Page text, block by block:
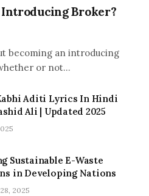
Introducing Broker?
becoming an introducing
or not…
Aditi Lyrics In Hindi
Ali | Updated 2025
Sustainable E-Waste
in Developing Nations
2025